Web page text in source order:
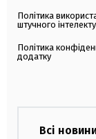
Політика
штучного інтелекту
Політика
додатку
Всі